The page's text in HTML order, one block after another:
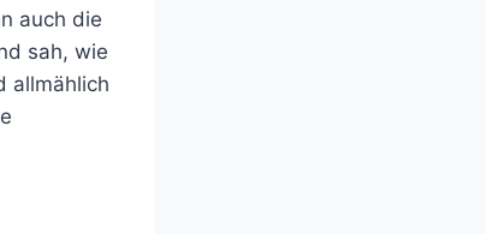
auch die
sah, wie
allmählich